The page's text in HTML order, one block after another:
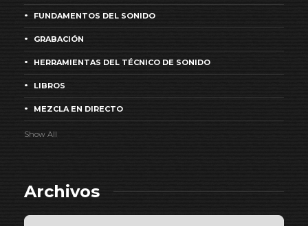
FUNDAMENTOS DEL SONIDO
GRABACIÓN
HERRAMIENTAS DEL TÉCNICO DE SONIDO
LIBROS
MEZCLA EN DIRECTO
Show All
Archivos